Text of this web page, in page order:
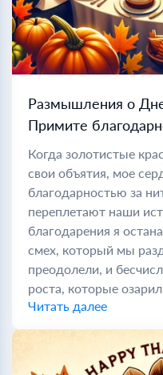
Размышления о
Примите
Когда золотистые
свои объятия, мое
благодарностью за
переплетают наши
благодарения я
смех, который мы
преодолели, и
роста, которые
Читать далее